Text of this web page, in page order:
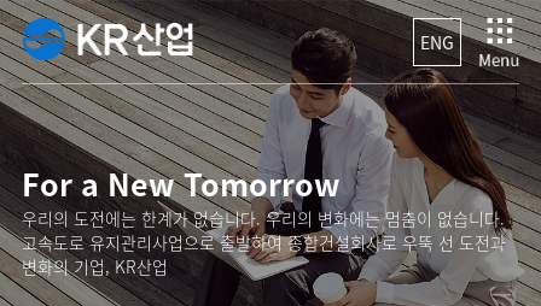
ENG
For a New Tomorrow
우리의 도전에는 한계가 없습니다. 우리의 변화에는 멈춤이 없습니다.
고속도로 유지관리사업으로 출발하여 종합건설회사로 우뚝 선 도전과
변화의 기업, KR산업